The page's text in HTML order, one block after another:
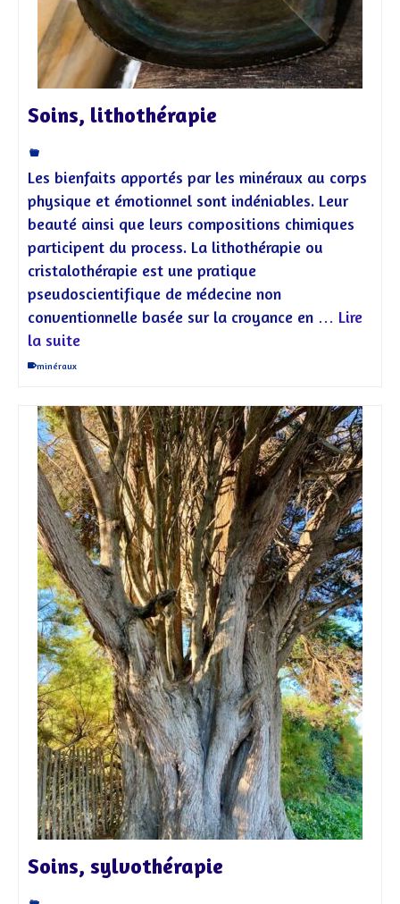
Soins, lithothérapie
Les bienfaits apportés par les minéraux au corps
physique et émotionnel sont indéniables. Leur
beauté ainsi que leurs compositions chimiques
participent du process. La lithothérapie ou
cristalothérapie est une pratique
pseudoscientifique de médecine non
conventionnelle basée sur la croyance en … Lire
la suite
minéraux
Soins, sylvothérapie